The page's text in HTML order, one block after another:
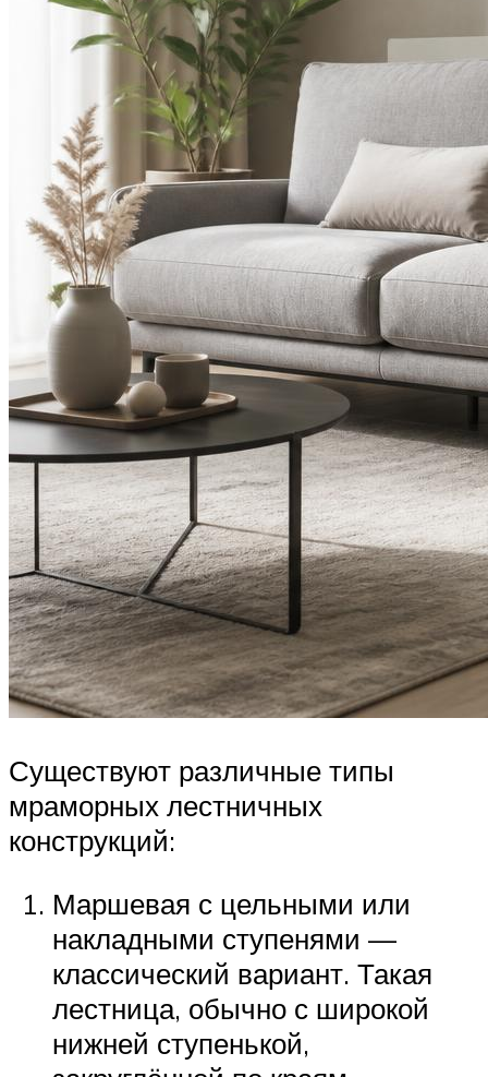
Существуют различные типы
мраморных лестничных
конструкций:
Маршевая с цельными или
накладными ступенями —
классический вариант. Такая
лестница, обычно с широкой
нижней ступенькой,